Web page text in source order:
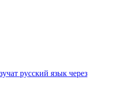
русский язык через